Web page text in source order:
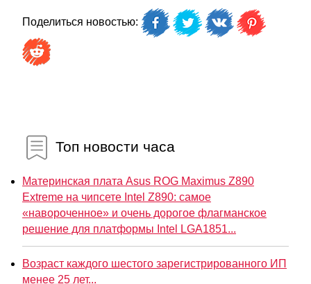
Поделиться новостью:
Топ новости часа
Материнская плата Asus ROG Maximus Z890
Extreme на чипсете Intel Z890: самое
«навороченное» и очень дорогое флагманское
решение для платформы Intel LGA1851...
Возраст каждого шестого зарегистрированного ИП
менее 25 лет...